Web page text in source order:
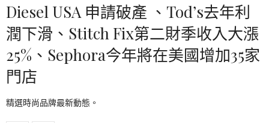
Diesel USA 申請破產 、Tod’s去年利
潤下滑、Stitch Fix第二財季收入大漲
25%、Sephora今年將在美國增加35家
門店
精選時尚品牌最新動態。